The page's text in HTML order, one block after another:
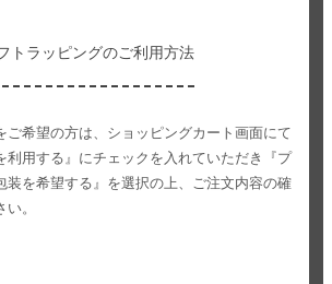
トラッピングのご利用方法
ご希望の方は、ショッピングカート画面にて
利用する』にチェックを入れていただき
『プ
装を希望する』を選択の上、ご注文内容の確
。